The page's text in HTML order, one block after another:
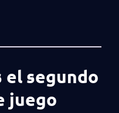
segundo
juego